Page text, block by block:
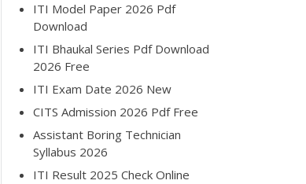
ITI Model Paper 2026 Pdf
Download
ITI Bhaukal Series Pdf Download
2026 Free
ITI Exam Date 2026 New
CITS Admission 2026 Pdf Free
Assistant Boring Technician
Syllabus 2026
ITI Result 2025 Check Online